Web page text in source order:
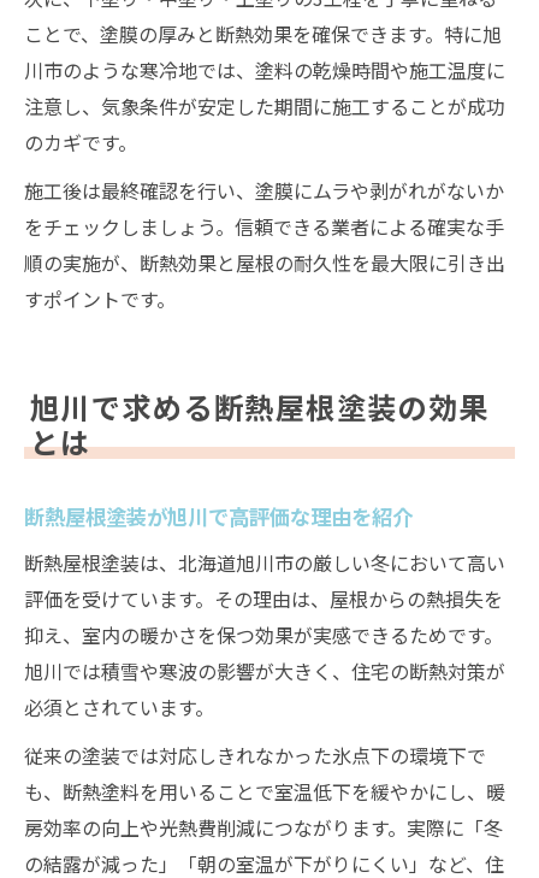
ことで、塗膜の厚みと断熱効果を確保できます。特に旭
川市のような寒冷地では、塗料の乾燥時間や施工温度に
注意し、気象条件が安定した期間に施工することが成功
のカギです。
施工後は最終確認を行い、塗膜にムラや剥がれがないか
をチェックしましょう。信頼できる業者による確実な手
順の実施が、断熱効果と屋根の耐久性を最大限に引き出
すポイントです。
旭川で求める断熱屋根塗装の効果
とは
断熱屋根塗装が旭川で高評価な理由を紹介
断熱屋根塗装は、北海道旭川市の厳しい冬において高い
評価を受けています。その理由は、屋根からの熱損失を
抑え、室内の暖かさを保つ効果が実感できるためです。
旭川では積雪や寒波の影響が大きく、住宅の断熱対策が
必須とされています。
従来の塗装では対応しきれなかった氷点下の環境下で
も、断熱塗料を用いることで室温低下を緩やかにし、暖
房効率の向上や光熱費削減につながります。実際に「冬
の結露が減った」「朝の室温が下がりにくい」など、住